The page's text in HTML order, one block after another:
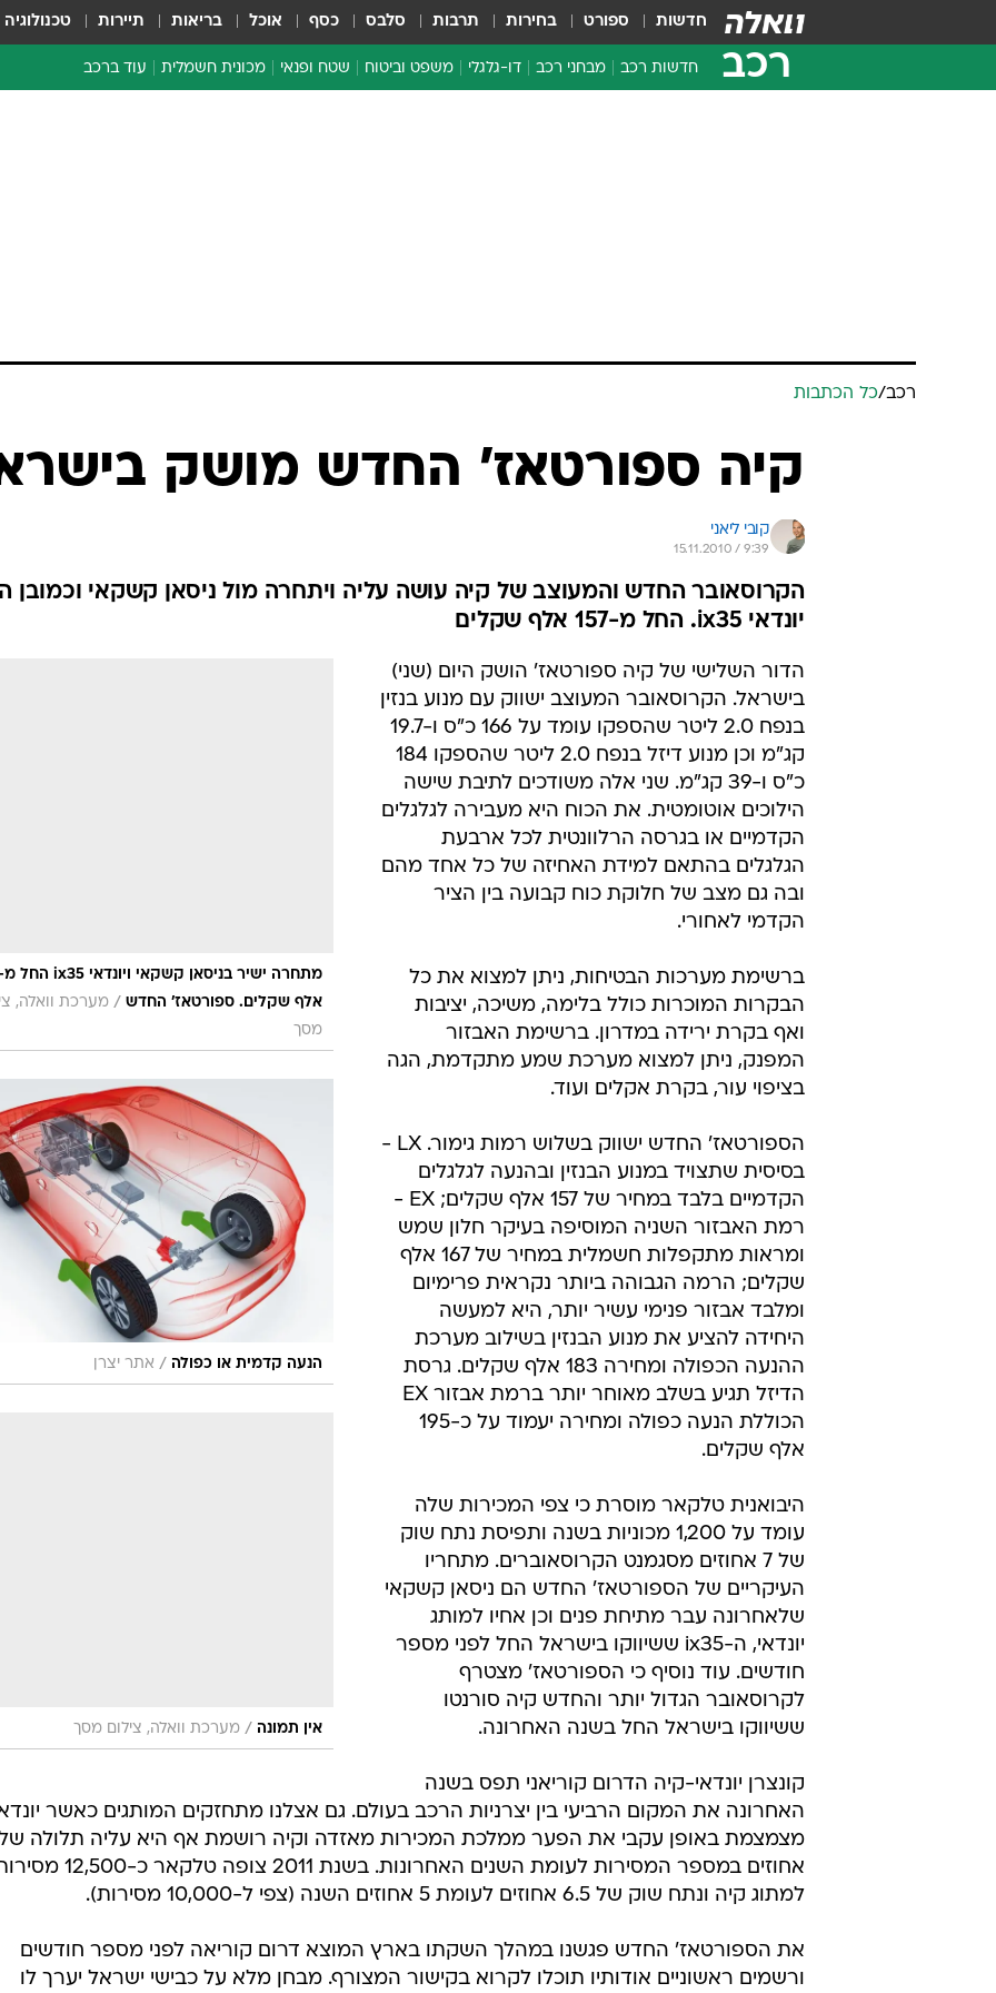
חדשות ספורט בחירות תרבות סלבס כסף אוכל בריאות תיירות טכנולוגיה
רכב חדשות רכב מבחני רכב דו-גלגלי משפט וביטוח שטח ופנאי מכונית חשמלית עוד ברכב
טכנולוגיה
כל הכתבות
רכב/כל הכתבות
קיה ספורטאז' החדש מושק
קובי ליאני
15.11.2010 / 9:39
הקרוסאובר החדש והמעוצב של קיה עושה עליה ויתחרה מול ניסאן קשקאי וכמובן
יונדאי ix35. החל מ-157 אלף שקלים
אלף שקלים. ספורטאז' החדש / מערכת וואלה,
מסך
הנעה קדמית או כפולה / אתר יצרן
אין תמונה / מערכת וואלה, צילום מסך
הדור השלישי של קיה ספורטאז' הושק היום (שני)
בישראל. הקרוסאובר המעוצב ישווק עם מנוע בנזין
בנפח 2.0 ליטר שהספקו עומד על 166 כ"ס ו-19.7
קג"מ וכן מנוע דיזל בנפח 2.0 ליטר שהספקו 184
כ"ס ו-39 קג"מ. שני אלה משודכים לתיבת שישה
הילוכים אוטומטית. את הכוח היא מעבירה לגלגלים
הקדמיים או בגרסה הרלוונטית לכל ארבעת
הגלגלים בהתאם למידת האחיזה של כל אחד מהם
ובה גם מצב של חלוקת כוח קבועה בין הציר
הקדמי לאחורי.
ברשימת מערכות הבטיחות, ניתן למצוא את כל
הבקרות המוכרות כולל בלימה, משיכה, יציבות
ואף בקרת ירידה במדרון. ברשימת האבזור
המפנק, ניתן למצוא מערכת שמע מתקדמת, הגה
בציפוי עור, בקרת אקלים ועוד.
הספורטאז' החדש ישווק בשלוש רמות גימור. LX -
בסיסית שתצויד במנוע הבנזין ובהנעה לגלגלים
הקדמיים בלבד במחיר של 157 אלף שקלים; EX -
רמת האבזור השניה המוסיפה בעיקר חלון שמש
ומראות מתקפלות חשמלית במחיר של 167 אלף
שקלים; הרמה הגבוהה ביותר נקראית פרימיום
ומלבד אבזור פנימי עשיר יותר, היא למעשה
היחידה להציע את מנוע הבנזין בשילוב מערכת
ההנעה הכפולה ומחירה 183 אלף שקלים. גרסת
הדיזל תגיע בשלב מאוחר יותר ברמת אבזור EX
הכוללת הנעה כפולה ומחירה יעמוד על כ-195
אלף שקלים.
היבואנית טלקאר מוסרת כי צפי המכירות שלה
עומד על 1,200 מכוניות בשנה ותפיסת נתח שוק
של 7 אחוזים מסגמנט הקרוסאוברים. מתחריו
העיקריים של הספורטאז' החדש הם ניסאן קשקאי
שלאחרונה עבר מתיחת פנים וכן אחיו למותג
יונדאי, ה-ix35 ששיווקו בישראל החל לפני מספר
חודשים. עוד נוסיף כי הספורטאז' מצטרף
לקרוסאובר הגדול יותר והחדש קיה סורנטו
ששיווקו בישראל החל בשנה האחרונה.
קונצרן יונדאי-קיה הדרום קוריאני תפס בשנה
האחרונה את המקום הרביעי בין יצרניות הרכב בעולם. גם אצלנו מתחזקים המותגים כאשר
אחוזים במספר המסירות לעומת השנים האחרונות. בשנת 2011 צופה טלקאר כ-
למתוג קיה ונתח שוק של 6.5 אחוזים לעומת 5 אחוזים השנה (צפי ל-10,000 מסירות).
את הספורטאז' החדש פגשנו במהלך השקתו בארץ המוצא דרום קוריאה לפני מספר חודשים
ורשמים ראשוניים אודותיו תוכלו לקרוא בקישור המצורף. מבחן מלא על כבישי ישראל יערך לו